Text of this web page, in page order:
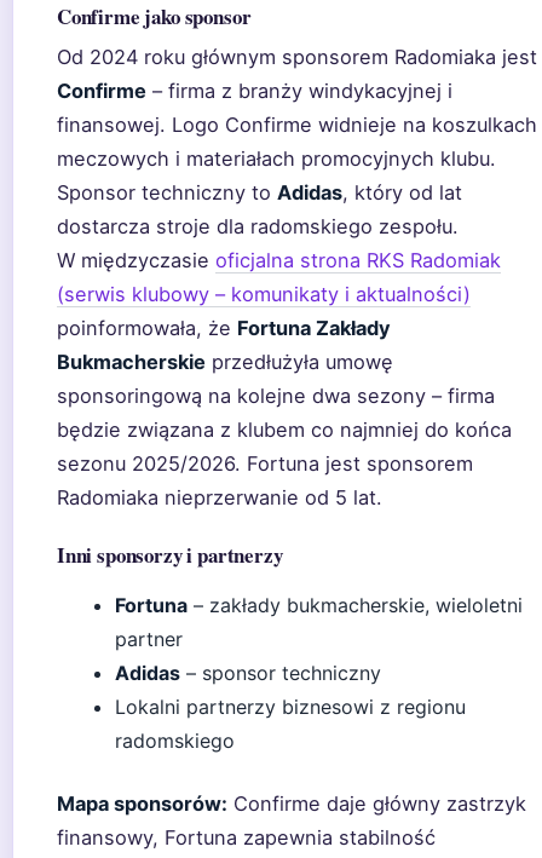
Confirme jako sponsor
Od 2024 roku głównym sponsorem Radomiaka jest
Confirme – firma z branży windykacyjnej i
finansowej. Logo Confirme widnieje na koszulkach
meczowych i materiałach promocyjnych klubu.
Sponsor techniczny to Adidas, który od lat
dostarcza stroje dla radomskiego zespołu.
W międzyczasie oficjalna strona RKS Radomiak
(serwis klubowy – komunikaty i aktualności)
poinformowała, że Fortuna Zakłady
Bukmacherskie przedłużyła umowę
sponsoringową na kolejne dwa sezony – firma
będzie związana z klubem co najmniej do końca
sezonu 2025/2026. Fortuna jest sponsorem
Radomiaka nieprzerwanie od 5 lat.
Inni sponsorzy i partnerzy
Fortuna – zakłady bukmacherskie, wieloletni
partner
Adidas – sponsor techniczny
Lokalni partnerzy biznesowi z regionu
radomskiego
Mapa sponsorów: Confirme daje główny zastrzyk
finansowy, Fortuna zapewnia stabilność